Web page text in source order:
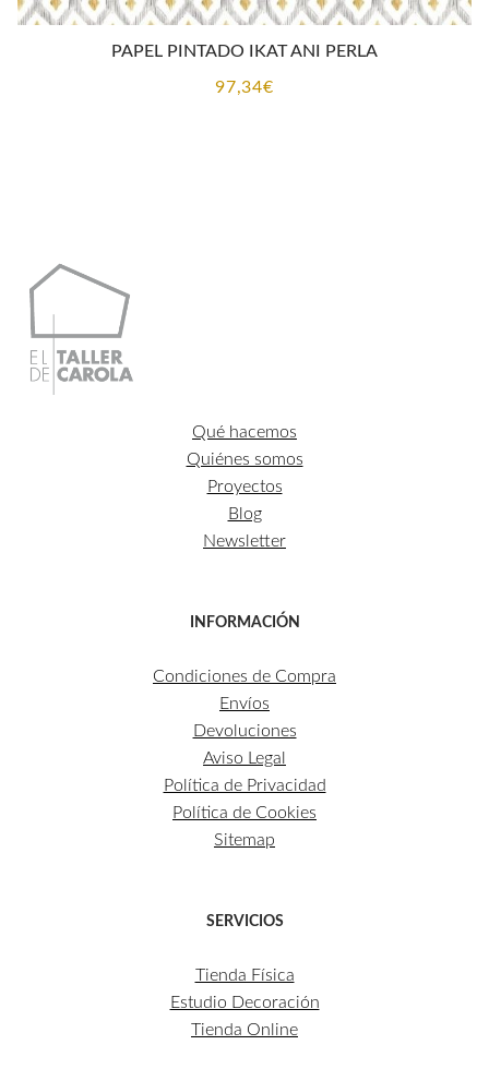
PAPEL PINTADO IKAT ANI PERLA
97,34€
Qué hacemos
Quiénes somos
Proyectos
Blog
Newsletter
INFORMACIÓN
Condiciones de Compra
Envíos
Devoluciones
Aviso Legal
Política de Privacidad
Política de Cookies
Sitemap
SERVICIOS
Tienda Física
Estudio Decoración
Tienda Online